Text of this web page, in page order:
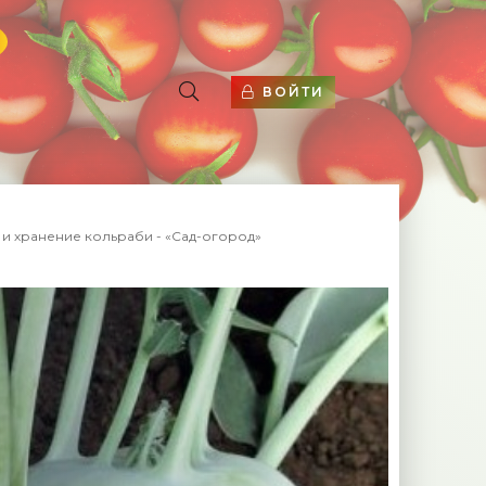
ВОЙТИ
хранение кольраби - «Сад-огород»